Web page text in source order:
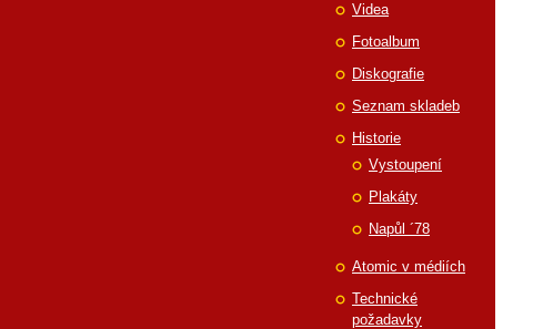
Videa
Fotoalbum
Diskografie
Seznam skladeb
Historie
Vystoupení
Plakáty
Napůl ´78
Atomic v médiích
Technické
požadavky